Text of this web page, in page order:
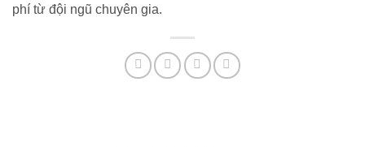
phí từ đội ngũ chuyên gia.